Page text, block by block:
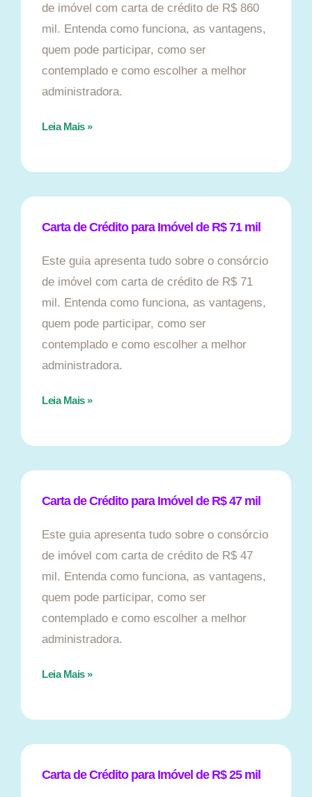
de imóvel com carta de crédito de R$ 860
mil. Entenda como funciona, as vantagens,
quem pode participar, como ser
contemplado e como escolher a melhor
administradora.
Leia Mais »
Carta de Crédito para Imóvel de R$ 71 mil
Este guia apresenta tudo sobre o consórcio
de imóvel com carta de crédito de R$ 71
mil. Entenda como funciona, as vantagens,
quem pode participar, como ser
contemplado e como escolher a melhor
administradora.
Leia Mais »
Carta de Crédito para Imóvel de R$ 47 mil
Este guia apresenta tudo sobre o consórcio
de imóvel com carta de crédito de R$ 47
mil. Entenda como funciona, as vantagens,
quem pode participar, como ser
contemplado e como escolher a melhor
administradora.
Leia Mais »
Carta de Crédito para Imóvel de R$ 25 mil